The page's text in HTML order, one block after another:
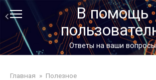
Перейти
контенту
В помощь
Ответы на ваши вопросы
Главная » Полезное